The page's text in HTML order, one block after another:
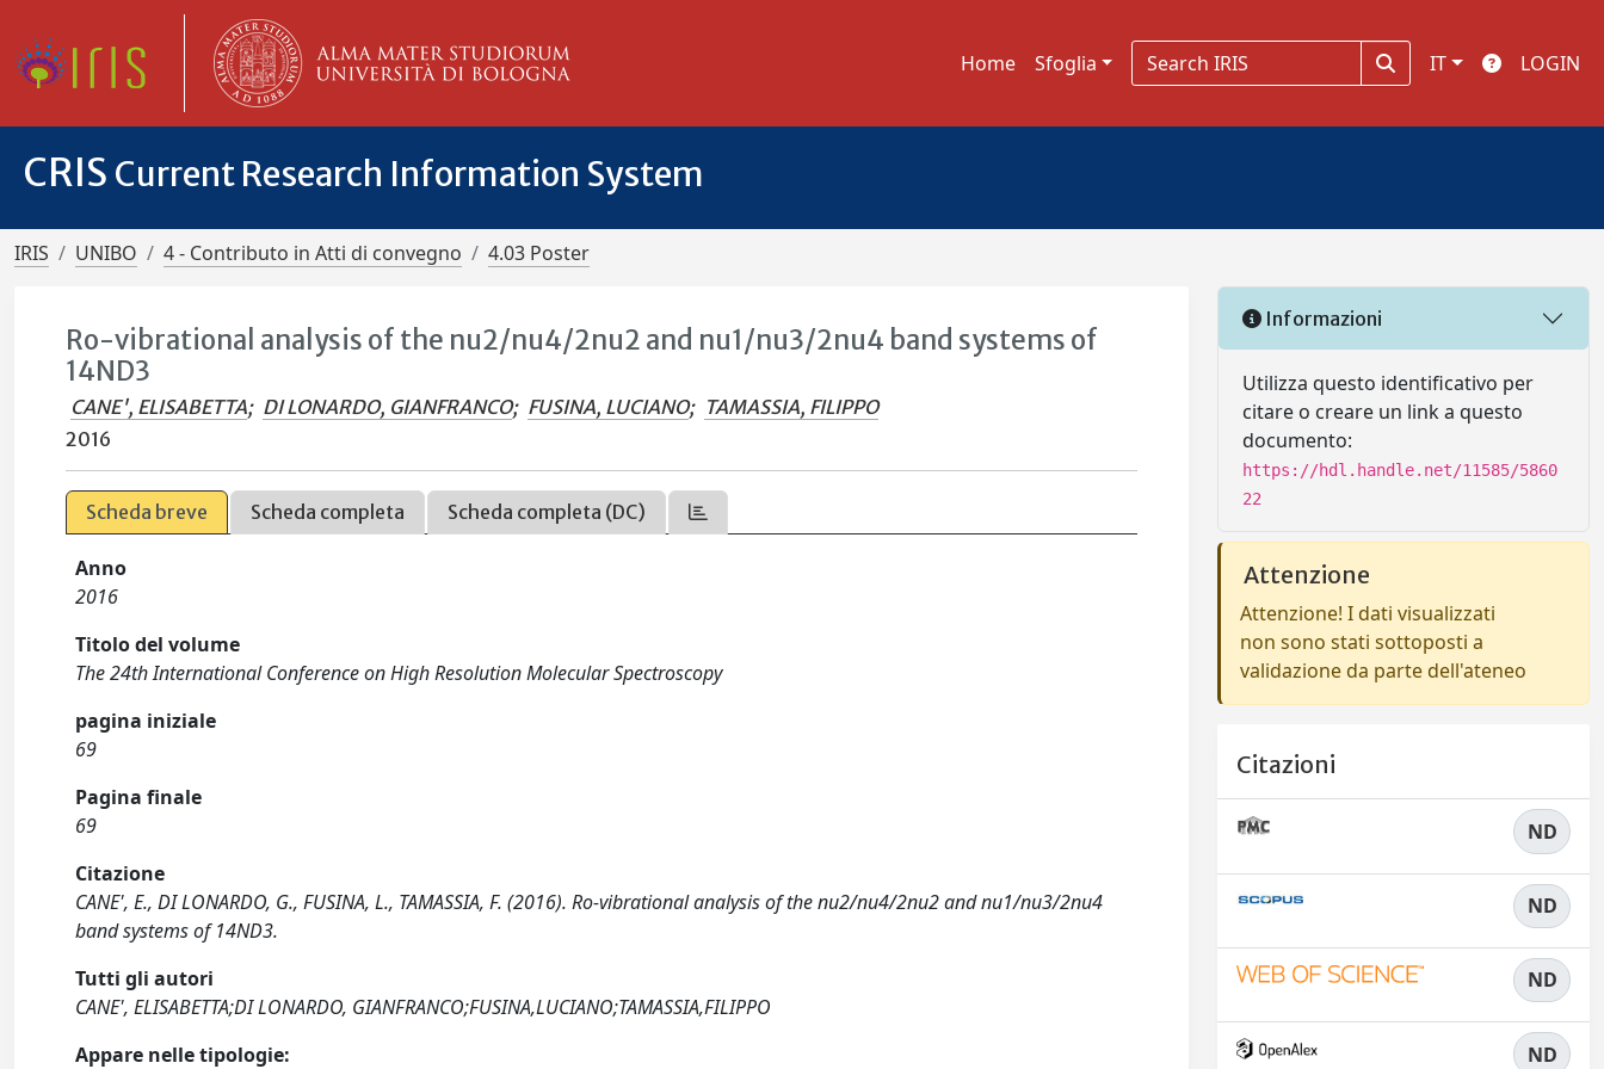
Home Sfoglia IT LOGIN
CRIS Current Research Information System
IRIS UNIBO 4 - Contributo in Atti di convegno 4.03 Poster
Ro-vibrational analysis of the nu2/nu4/2nu2 and nu1/nu3/2nu4 band systems of
14ND3
CANE', ELISABETTA; DI LONARDO, GIANFRANCO; FUSINA, LUCIANO; TAMASSIA, FILIPPO
2016
Scheda breve Scheda completa Scheda completa (DC)
Anno
2016
Titolo del volume
The 24th International Conference on High Resolution Molecular Spectroscopy
pagina iniziale
69
Pagina finale
69
Citazione
CANE', E., DI LONARDO, G., FUSINA, L., TAMASSIA, F. (2016). Ro-vibrational analysis of the nu2/nu4/2nu2 and nu1/nu3/2nu4
band systems of 14ND3.
Tutti gli autori
CANE', ELISABETTA;DI LONARDO, GIANFRANCO;FUSINA,LUCIANO;TAMASSIA,FILIPPO
Appare nelle tipologie:
Informazioni
Utilizza questo identificativo per
citare o creare un link a questo
documento:
https://hdl.handle.net/11585/5860
22
Attenzione
Attenzione! I dati visualizzati
non sono stati sottoposti a
validazione da parte dell'ateneo
Citazioni
ND
ND
ND
ND